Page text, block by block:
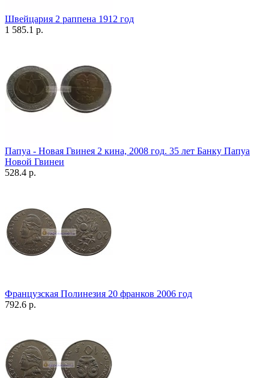
Швейцария 2 раппена 1912 год
1 585.1 р.
Папуа - Новая Гвинея 2 кина, 2008 год. 35 лет Банку Папуа
Новой Гвинеи
528.4 р.
Французская Полинезия 20 франков 2006 год
792.6 р.